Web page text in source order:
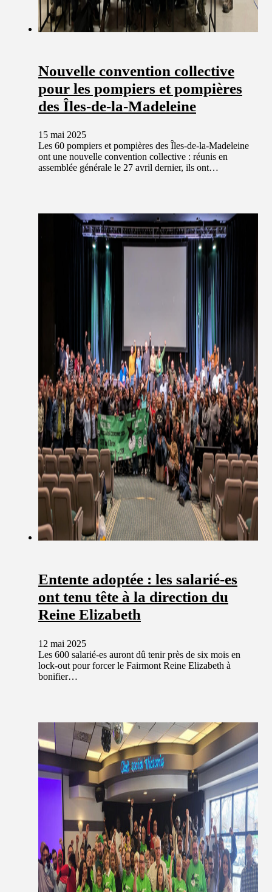
Nouvelle convention collective
pour les pompiers et pompières
des Îles-de-la-Madeleine
15 mai 2025
Les 60 pompiers et pompières des Îles-de-la-Madeleine
ont une nouvelle convention collective : réunis en
assemblée générale le 27 avril dernier, ils ont…
Entente adoptée : les salarié-es
ont tenu tête à la direction du
Reine Elizabeth
12 mai 2025
Les 600 salarié-es auront dû tenir près de six mois en
lock-out pour forcer le Fairmont Reine Elizabeth à
bonifier…